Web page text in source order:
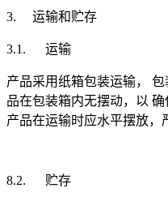
3. 运输和贮存
3.1. 运输
产品采用纸箱包装运输，
品在包装箱内无摆动，以 确
产品在运输时应水平摆放，
8.2. 贮存